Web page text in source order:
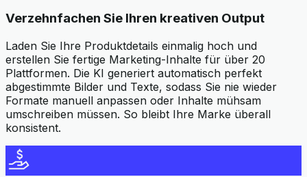
Verzehnfachen Sie Ihren kreativen Output
Laden Sie Ihre Produktdetails einmalig hoch und
erstellen Sie fertige Marketing-Inhalte für über 20
Plattformen. Die KI generiert automatisch perfekt
abgestimmte Bilder und Texte, sodass Sie nie wieder
Formate manuell anpassen oder Inhalte mühsam
umschreiben müssen. So bleibt Ihre Marke überall
konsistent.